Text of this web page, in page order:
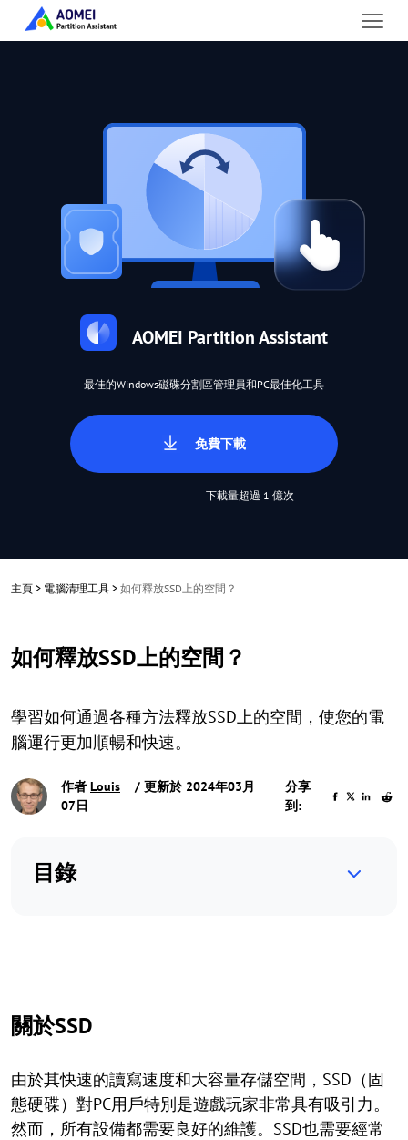
AOMEI Partition Assistant
最佳的Windows磁碟分割區管理員和PC最佳化工具
免費下載
下載量超過 1 億次
主頁 > 電腦清理工具 > 如何釋放SSD上的空間？
如何釋放SSD上的空間？
學習如何通過各種方法釋放SSD上的空間，使您的電
腦運行更加順暢和快速。
作者 Louis
/ 更新於 2024年03月
07日
分享
到:
目錄
關於SSD
由於其快速的讀寫速度和大容量存儲空間，SSD（固
態硬碟）對PC用戶特別是遊戲玩家非常具有吸引力。
然而，所有設備都需要良好的維護。SSD也需要經常